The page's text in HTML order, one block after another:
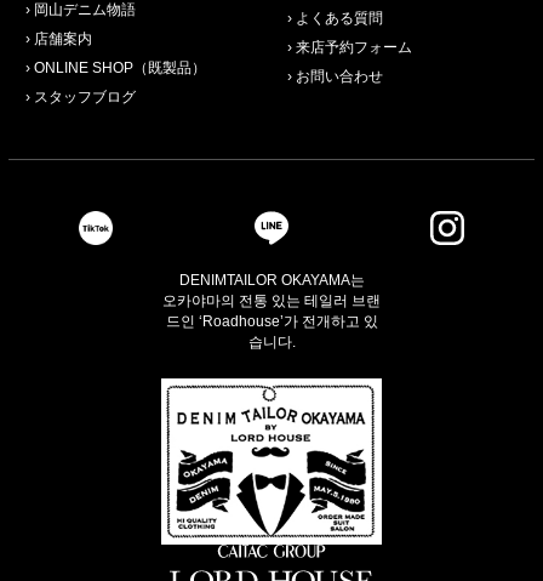
岡山デニム物語
店舗案内
ONLINE SHOP（既製品）
スタッフブログ
よくある質問
来店予約フォーム
お問い合わせ
DENIMTAILOR OKAYAMA는
오카야마의 전통 있는 테일러 브랜
드인 ‘Roadhouse’가 전개하고 있
습니다.